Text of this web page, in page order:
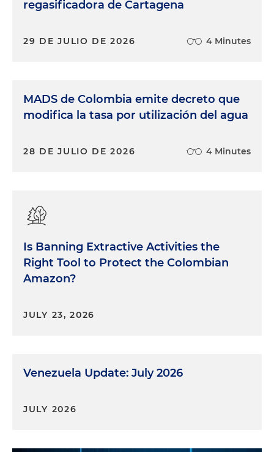
regasificadora de Cartagena
29 DE JULIO DE 2026 4 Minutes
MADS de Colombia emite decreto que
modifica la tasa por utilización del agua
28 DE JULIO DE 2026 4 Minutes
Is Banning Extractive Activities the
Right Tool to Protect the Colombian
Amazon?
JULY 23, 2026
Venezuela Update: July 2026
JULY 2026